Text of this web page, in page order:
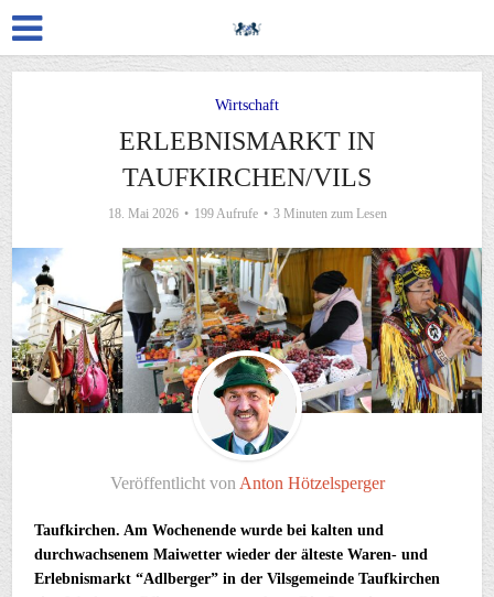
Wirtschaft
ERLEBNISMARKT IN
TAUFKIRCHEN/VILS
18. Mai 2026 199 Aufrufe 3 Minuten zum Lesen
Veröffentlicht von Anton Hötzelsperger
Taufkirchen. Am Wochenende wurde bei kalten und
durchwachsenem Maiwetter wieder der älteste Waren- und
Erlebnismarkt “Adlberger” in der Vilsgemeinde Taufkirchen